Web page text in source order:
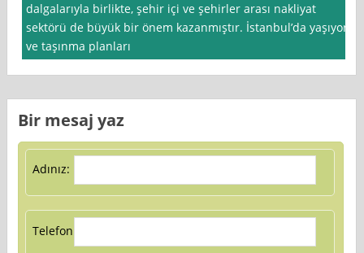
dalgalarıyla birlikte, şehir içi ve şehirler arası nakliyat
sektörü de büyük bir önem kazanmıştır. İstanbul’da yaşıyor
ve taşınma planları
Bir mesaj yaz
Adınız:
Telefon: